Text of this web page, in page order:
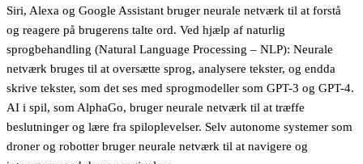
Siri, Alexa og Google Assistant bruger neurale netværk til at forstå
og reagere på brugerens talte ord. Ved hjælp af naturlig
sprogbehandling (Natural Language Processing – NLP): Neurale
netværk bruges til at oversætte sprog, analysere tekster, og endda
skrive tekster, som det ses med sprogmodeller som GPT-3 og GPT-4.
AI i spil, som AlphaGo, bruger neurale netværk til at træffe
beslutninger og lære fra spiloplevelser. Selv autonome systemer som
droner og robotter bruger neurale netværk til at navigere og